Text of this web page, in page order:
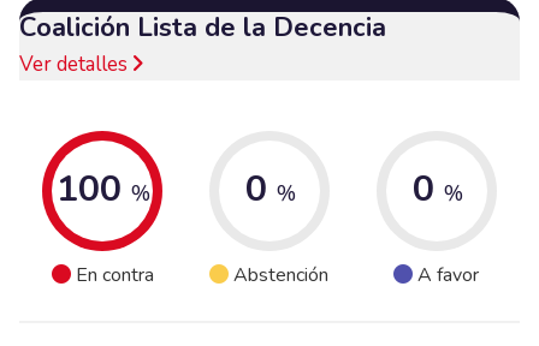
Coalición Lista de la Decencia
Ver detalles
100 %
En contra
0 %
Abstención
0 %
A favor